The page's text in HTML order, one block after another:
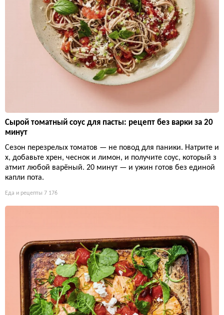
Сырой томатный соус для пасты: рецепт без варки за 20
минут
Сезон перезрелых томатов — не повод для паники. Натрите и
х, добавьте хрен, чеснок и лимон, и получите соус, который з
атмит любой варёный. 20 минут — и ужин готов без единой
капли пота.
Еда и рецепты 7 176